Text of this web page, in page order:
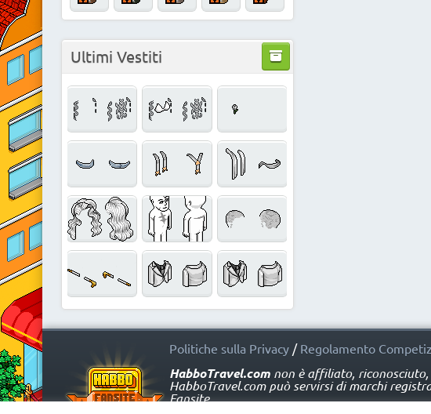
Ultimi Vestiti
Politiche sulla Privacy/ Regolamento
HabboTravel.comnon è affiliato, riconosciuto,
HabboTravel.com può servirsi di marchi
Fansite.